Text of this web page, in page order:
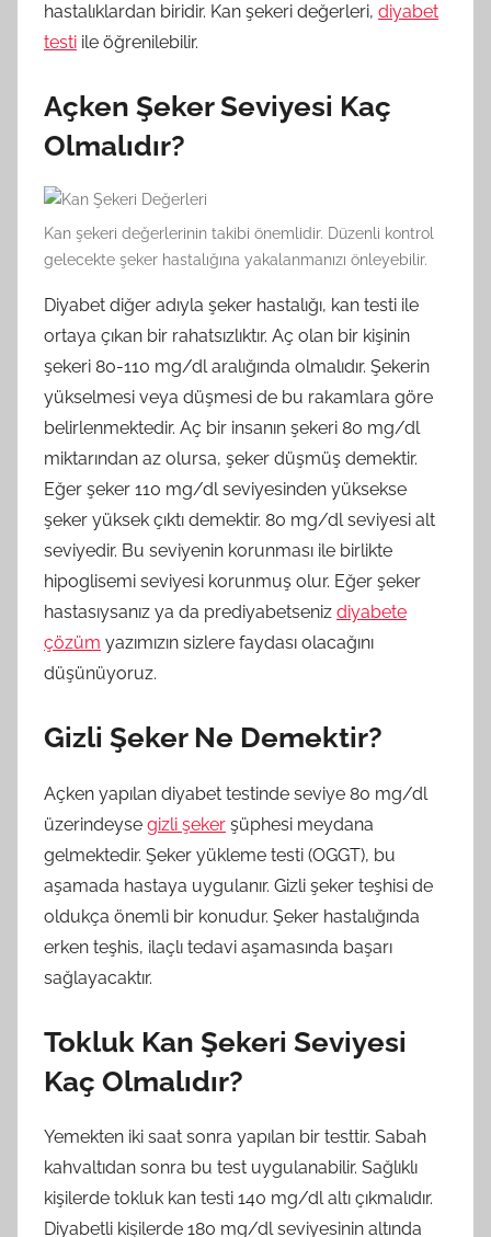
hastalıklardan biridir. Kan şekeri değerleri, diyabet
testi ile öğrenilebilir.
Açken Şeker Seviyesi Kaç
Olmalıdır?
Kan şekeri değerlerinin takibi önemlidir. Düzenli kontrol
gelecekte şeker hastalığına yakalanmanızı önleyebilir.
Diyabet diğer adıyla şeker hastalığı, kan testi ile
ortaya çıkan bir rahatsızlıktır. Aç olan bir kişinin
şekeri 80-110 mg/dl aralığında olmalıdır. Şekerin
yükselmesi veya düşmesi de bu rakamlara göre
belirlenmektedir. Aç bir insanın şekeri 80 mg/dl
miktarından az olursa, şeker düşmüş demektir.
Eğer şeker 110 mg/dl seviyesinden yüksekse
şeker yüksek çıktı demektir. 80 mg/dl seviyesi alt
seviyedir. Bu seviyenin korunması ile birlikte
hipoglisemi seviyesi korunmuş olur. Eğer şeker
hastasıysanız ya da prediyabetseniz diyabete
çözüm yazımızın sizlere faydası olacağını
düşünüyoruz.
Gizli Şeker Ne Demektir?
Açken yapılan diyabet testinde seviye 80 mg/dl
üzerindeyse gizli şeker şüphesi meydana
gelmektedir. Şeker yükleme testi (OGGT), bu
aşamada hastaya uygulanır. Gizli şeker teşhisi de
oldukça önemli bir konudur. Şeker hastalığında
erken teşhis, ilaçlı tedavi aşamasında başarı
sağlayacaktır.
Tokluk Kan Şekeri Seviyesi
Kaç Olmalıdır?
Yemekten iki saat sonra yapılan bir testtir. Sabah
kahvaltıdan sonra bu test uygulanabilir. Sağlıklı
kişilerde tokluk kan testi 140 mg/dl altı çıkmalıdır.
Diyabetli kişilerde 180 mg/dl seviyesinin altında